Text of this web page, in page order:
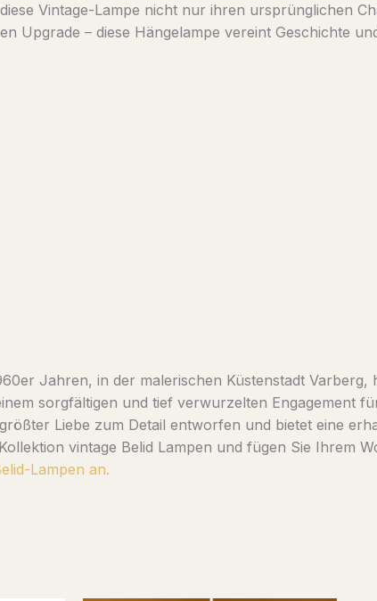
Vintage-Lampe nicht nur ihren ursprünglichen
Upgrade – diese Hängelampe vereint Geschichte
Jahren, in der malerischen Küstenstadt Varberg,
sorgfältigen und tief verwurzelten Engagement
Liebe zum Detail entworfen und bietet eine
vintage Belid Lampen und fügen Sie Ihrem
Lampen an.